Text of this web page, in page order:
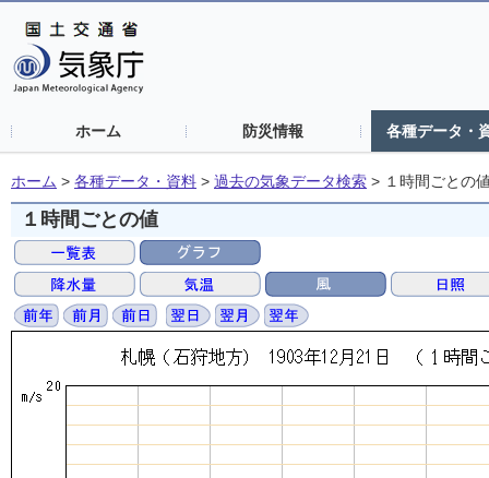
ホーム 防災情報 各種データ・
ホーム > 各種データ・資料 > 過去の気象データ検索 > １時間ごとの
１時間ごとの値